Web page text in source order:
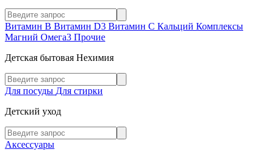
Витамин В Витамин D3 Витамин С Кальций Комплексы
Магний Омега3 Прочие
Детская бытовая Нехимия
Для посуды Для стирки
Детский уход
Аксессуары